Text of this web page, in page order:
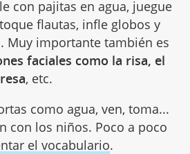
con pajitas en agua, juegue
flautas, infle globos y
Muy importante también es
faciales como la risa, el
, etc.
como agua, ven, toma...
con los niños. Poco a poco
el vocabulario.